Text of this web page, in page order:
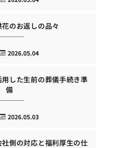
のお返しの品々
2026.05.04
した生前の葬儀手続き準
備
2026.05.03
側の対応と福利厚生の仕